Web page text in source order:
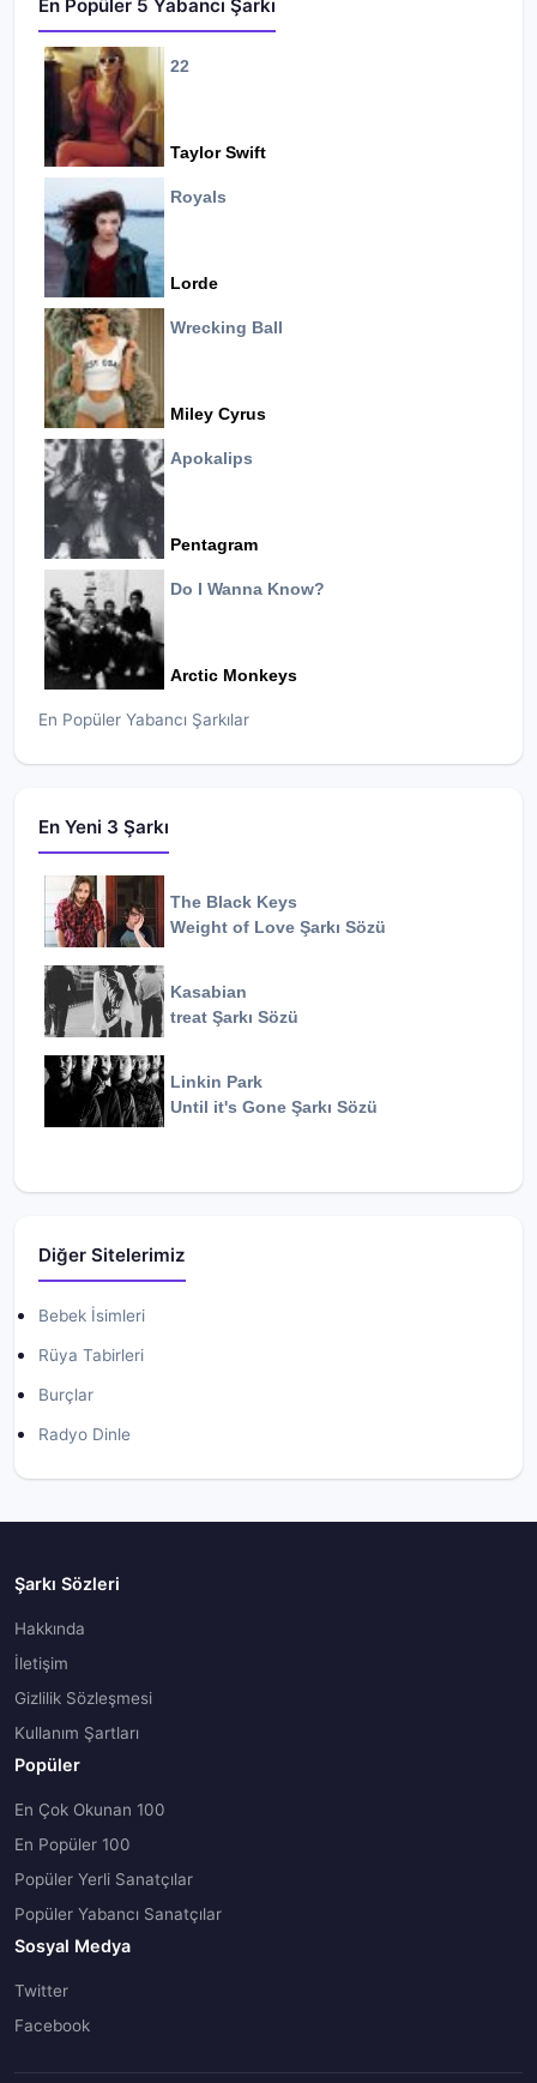
En Popüler 5 Yabancı Şarkı
22
Taylor Swift
Royals
Lorde
Wrecking Ball
Miley Cyrus
Apokalips
Pentagram
Do I Wanna Know?
Arctic Monkeys
En Popüler Yabancı Şarkılar
En Yeni 3 Şarkı
The Black Keys
Weight of Love Şarkı Sözü
Kasabian
treat Şarkı Sözü
Linkin Park
Until it's Gone Şarkı Sözü
Diğer Sitelerimiz
Bebek İsimleri
Rüya Tabirleri
Burçlar
Radyo Dinle
Şarkı Sözleri
Hakkında
İletişim
Gizlilik Sözleşmesi
Kullanım Şartları
Popüler
En Çok Okunan 100
En Popüler 100
Popüler Yerli Sanatçılar
Popüler Yabancı Sanatçılar
Sosyal Medya
Twitter
Facebook